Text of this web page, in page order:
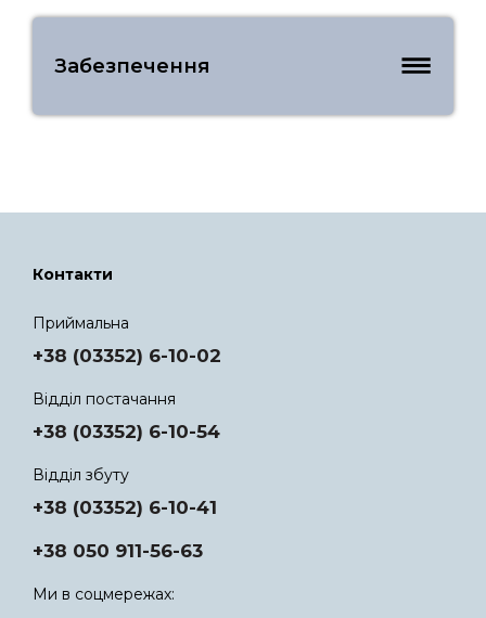
Забезпечення
Контакти
Приймальна
+38 (03352) 6-10-02
Відділ постачання
+38 (03352) 6-10-54
Відділ збуту
+38 (03352) 6-10-41
+38 050 911-56-63
Ми в соцмережах: